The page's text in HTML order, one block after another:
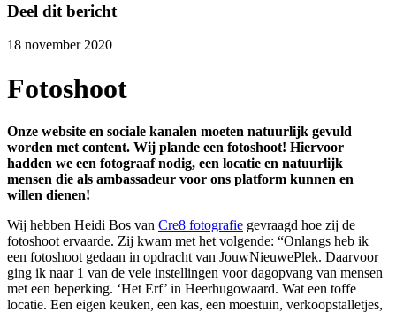
Deel dit bericht
18 november 2020
Fotoshoot
Onze website en sociale kanalen moeten natuurlijk gevuld
worden met content. Wij plande een fotoshoot! Hiervoor
hadden we een fotograaf nodig, een locatie en natuurlijk
mensen die als ambassadeur voor ons platform kunnen en
willen dienen!
Wij hebben Heidi Bos van Cre8 fotografie gevraagd hoe zij de
fotoshoot ervaarde. Zij kwam met het volgende: “Onlangs heb ik
een fotoshoot gedaan in opdracht van JouwNieuwePlek. Daarvoor
ging ik naar 1 van de vele instellingen voor dagopvang van mensen
met een beperking. ‘Het Erf’ in Heerhugowaard. Wat een toffe
locatie. Een eigen keuken, een kas, een moestuin, verkoopstalletjes,